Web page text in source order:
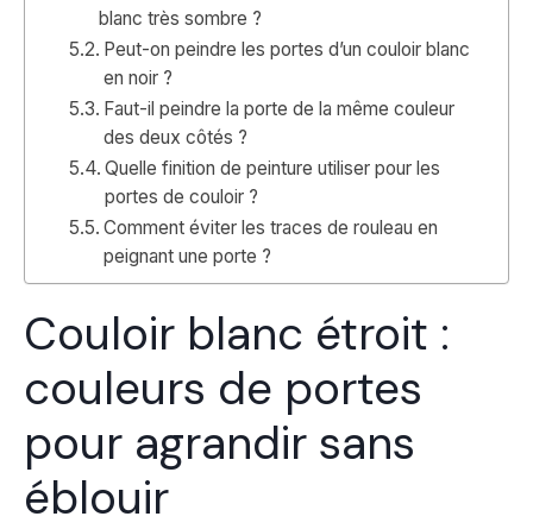
blanc très sombre ?
Peut-on peindre les portes d’un couloir blanc
en noir ?
Faut-il peindre la porte de la même couleur
des deux côtés ?
Quelle finition de peinture utiliser pour les
portes de couloir ?
Comment éviter les traces de rouleau en
peignant une porte ?
Couloir blanc étroit :
couleurs de portes
pour agrandir sans
éblouir